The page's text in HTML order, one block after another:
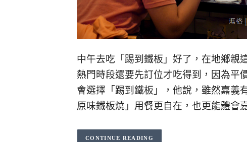
中午去吃「踢到鐵板」好了，在地鄉親
熱門時段還要先訂位才吃得到，因為平
會選擇「踢到鐵板」，他說，雖然嘉義
原味鐵板燒」用餐更自在，也更能體會
CONTINUE READING